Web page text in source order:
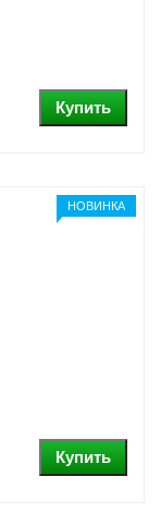
НОВИНКА